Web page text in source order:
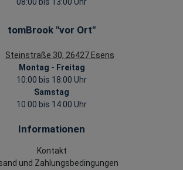
tomBrook "vor Ort"
Steinstraße 30, 26427 Esens
Montag - Freitag
10:00 bis 18:00 Uhr
Samstag
10:00 bis 14:00 Uhr
Informationen
Kontakt
und Zahlungsbedingungen